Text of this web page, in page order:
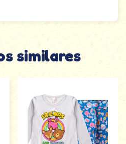
similares